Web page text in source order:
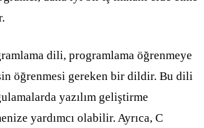
dili, programlama öğrenmeye
öğrenmesi gereken bir dildir. Bu dili
yazılım geliştirme
yardımcı olabilir. Ayrıca, C